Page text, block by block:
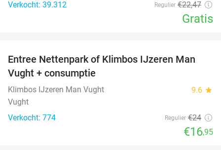
Verkocht: 39.312 Regulier €22,47
Gratis
29%
Entree Nettenpark of Klimbos IJzeren Man
Vught + consumptie
Klimbos IJzeren Man Vught 9.6 star
Vught
Verkocht: 774
Regulier €24
€16,95